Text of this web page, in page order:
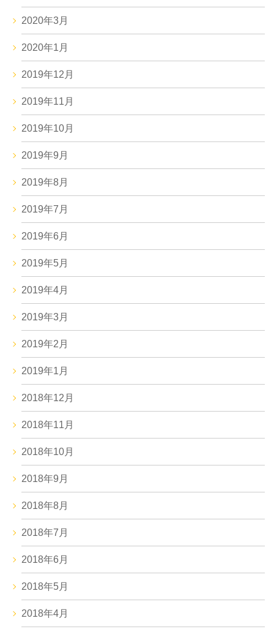
2020年3月
2020年1月
2019年12月
2019年11月
2019年10月
2019年9月
2019年8月
2019年7月
2019年6月
2019年5月
2019年4月
2019年3月
2019年2月
2019年1月
2018年12月
2018年11月
2018年10月
2018年9月
2018年8月
2018年7月
2018年6月
2018年5月
2018年4月